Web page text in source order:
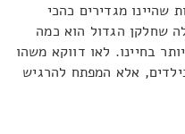
שהיינו מגדירים כהכי
שחלקן הגדול הוא כמה
בחיינו. לאו דווקא משהו
אלא המפתח להרגיש